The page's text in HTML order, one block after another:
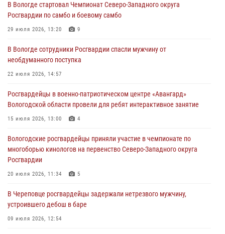
02 августа 2026, 10:37
Росгвардейцы в г. Соколе задержали несовершеннолетнего
31 июля 2026, 06:43
В Вологде стартовал Чемпионат Северо-Западного округа
29 июля 2026, 13:20
В Вологде росгвардейцы задержали мужчину, подозреваемого в
29 июля 2026, 09:08
В Вологде стартовал Чемпионат Северо-Западного округа
Росгвардии по самбо и боевому самбо
29 июля 2026, 13:20 9
В Вологде сотрудники Росгвардии спасли мужчину от
необдуманного поступка
22 июля 2026, 14:57
Росгвардейцы в военно-патриотическом центре «Авангард»
Вологодской области провели для ребят интерактивное занятие
15 июля 2026, 13:00 4
Вологодские росгвардейцы приняли участие в чемпионате по
многоборью кинологов на первенство Северо-Западного округа
Росгвардии
20 июля 2026, 11:34 5
В Череповце росгвардейцы задержали нетрезвого мужчину,
устроившего дебош в баре
09 июля 2026, 12:54